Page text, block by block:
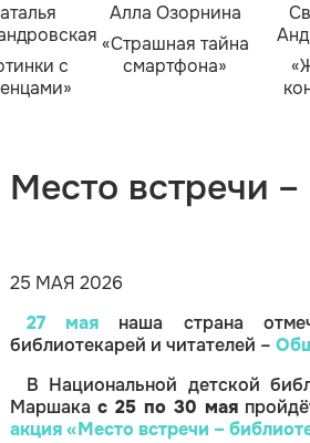
с
Алла Озорнина
«Страшная тайна
смартфона»
Место встречи –
25 МАЯ 2026
27 маянаша страна
библиотекарей и читателей –
В Национальной детской
Маршакас 25 по 30 мая
акция «Место встречи –